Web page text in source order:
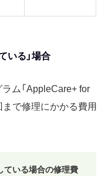
いる」場合
ム「AppleCare+ for
まで修理にかかる費用
ている場合の修理費